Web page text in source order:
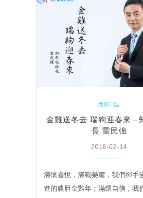
閒情日誌
金雞送冬去 瑞狗迎春來—
長 雷民強
2018-02-14
滿懷喜悅，滿載榮耀，我們揮手
進的農曆金雞年；滿懷自信，我